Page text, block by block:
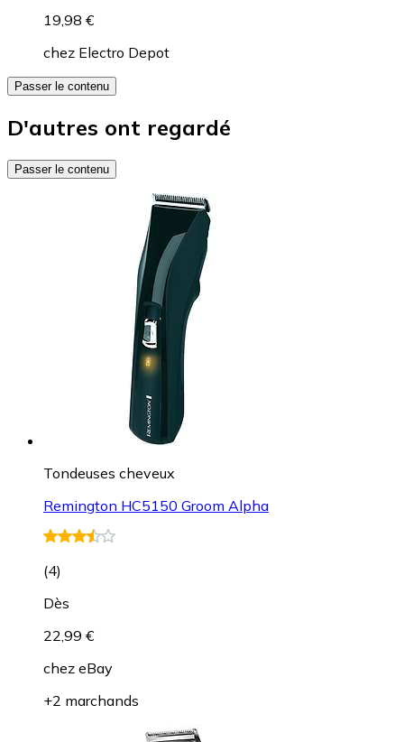
19,98 €
chez Electro Depot
Passer le contenu
D'autres ont regardé
Passer le contenu
Tondeuses cheveux
Remington HC5150 Groom Alpha
(4)
Dès
22,99 €
chez eBay
+2 marchands